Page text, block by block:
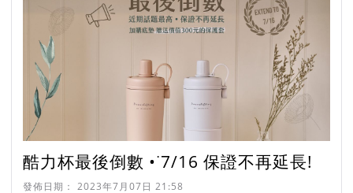
酷力杯最後倒數 •˙7/16 保證不再延長!
發佈日期： 2023年7月07日 21:58